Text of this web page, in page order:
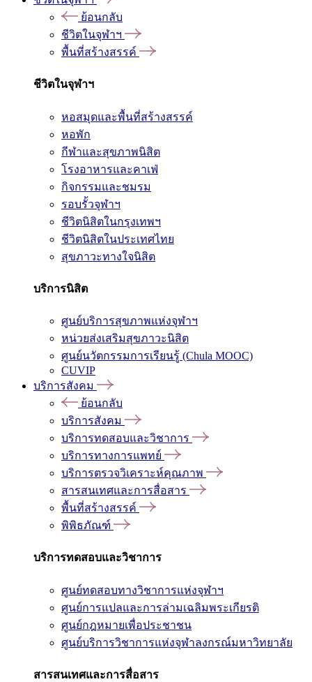
ย้อนกลับ
ชีวิตในจุฬาฯ
พื้นที่สร้างสรรค์
ชีวิตในจุฬาฯ
หอสมุดและพื้นที่สร้างสรรค์
หอพัก
กีฬาและสุขภาพนิสิต
โรงอาหารและคาเฟ่
กิจกรรมและชมรม
รอบรั้วจุฬาฯ
ชีวิตนิสิตในกรุงเทพฯ
ชีวิตนิสิตในประเทศไทย
สุขภาวะทางใจนิสิต
บริการนิสิต
ศูนย์บริการสุขภาพแห่งจุฬาฯ
หน่วยส่งเสริมสุขภาวะนิสิต
ศูนย์นวัตกรรมการเรียนรู้ (Chula MOOC)
CUVIP
บริการสังคม
ย้อนกลับ
บริการสังคม
บริการทดสอบและวิชาการ
บริการทางการแพทย์
บริการตรวจวิเคราะห์คุณภาพ
สารสนเทศและการสื่อสาร
พื้นที่สร้างสรรค์
พิพิธภัณฑ์
บริการทดสอบและวิชาการ
ศูนย์ทดสอบทางวิชาการแห่งจุฬาฯ
ศูนย์การแปลและการล่ามเฉลิมพระเกียรติ
ศูนย์กฎหมายเพื่อประชาชน
ศูนย์บริการวิชาการแห่งจุฬาลงกรณ์มหาวิทยาลัย
สารสนเทศและการสื่อสาร